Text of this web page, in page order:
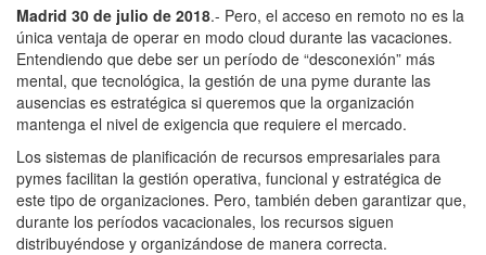
Madrid 30 de julio de 2018.- Pero, el acceso en remoto no es la
única ventaja de operar en modo cloud durante las vacaciones.
Entendiendo que debe ser un período de “desconexión” más
mental, que tecnológica, la gestión de una pyme durante las
ausencias es estratégica si queremos que la organización
mantenga el nivel de exigencia que requiere el mercado.
Los sistemas de planificación de recursos empresariales para
pymes facilitan la gestión operativa, funcional y estratégica de
este tipo de organizaciones. Pero, también deben garantizar que,
durante los períodos vacacionales, los recursos siguen
distribuyéndose y organizándose de manera correcta.